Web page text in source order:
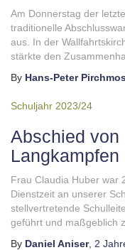
Am Donnerstag der
traditionelle
aus. In der
stärkte den
By Hans-Peter
Schuljahr 2023/24
Abschied von
Langkampfen
Frau Claudia Huber war
Dienstzeit an unserer
stellvertretende
geführt und maßgeblich
By Daniel Aniser, 2